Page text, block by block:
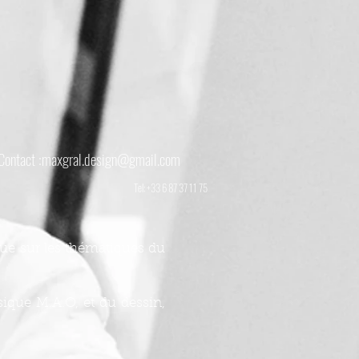
: maxgral.design@gmail.com
Tel: +33 6 87 37 11 75
sur les thématiques du
M.A.O, et du dessin,